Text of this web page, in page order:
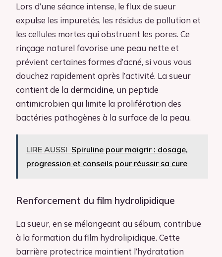
Lors d’une séance intense, le flux de sueur
expulse les impuretés, les résidus de pollution et
les cellules mortes qui obstruent les pores. Ce
rinçage naturel favorise une peau nette et
prévient certaines formes d’acné, si vous vous
douchez rapidement après l’activité. La sueur
contient de la dermcidine, un peptide
antimicrobien qui limite la prolifération des
bactéries pathogènes à la surface de la peau.
LIRE AUSSI Spiruline pour maigrir : dosage,
progression et conseils pour réussir sa cure
Renforcement du film hydrolipidique
La sueur, en se mélangeant au sébum, contribue
à la formation du film hydrolipidique. Cette
barrière protectrice maintient l’hydratation